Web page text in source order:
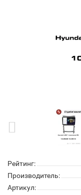
Рейтинг:
Производитель:
Артикул: